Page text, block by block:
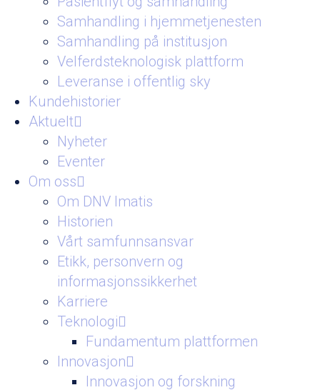
Samhandling i hjemmetjenesten
Samhandling på institusjon
Velferdsteknologisk plattform
Leveranse i offentlig sky
Kundehistorier
Aktuelt
Nyheter
Eventer
Om oss
Om DNV Imatis
Historien
Vårt samfunnsansvar
Etikk, personvern og
informasjonssikkerhet
Karriere
Teknologi
Fundamentum plattformen
Innovasjon
Innovasjon og forskning